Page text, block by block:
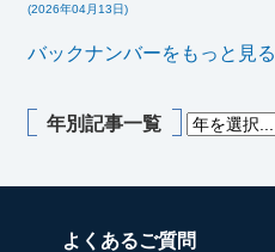
(2026年04月13日)
バックナンバーをもっと見る
年別記事一覧
よくあるご質問